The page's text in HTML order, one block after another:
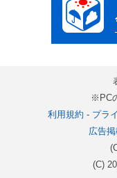
※PC
利用規約 - プラ
広告
(C)